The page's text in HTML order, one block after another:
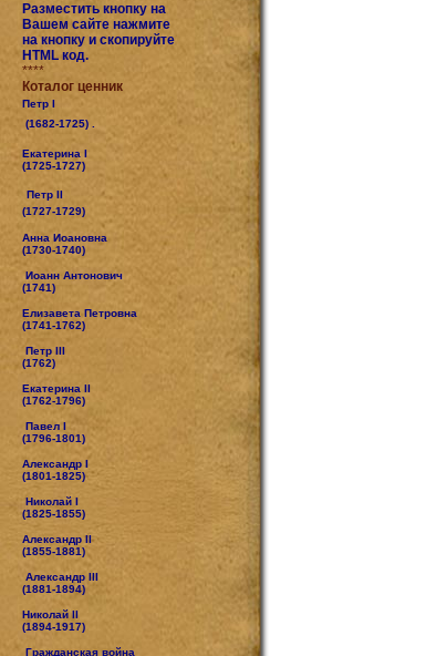
Разместить кнопку на
Вашем сайте нажмите
на кнопку и скопируйте
HTML код.
****
Коталог ценник
Петр I
(1682-1725) .
Екатерина I
(1725-1727)
Петр II
(1727-1729)
Анна Иоановна
(1730-1740)
Иоанн Антонович
(1741)
Елизавета Петровна
(1741-1762)
Петр III
(1762)
Екатерина II
(1762-1796)
Павел I
(1796-1801)
Александр I
(1801-1825)
Николай I
(1825-1855)
Александр II
(1855-1881)
Александр III
(1881-1894)
Николай II
(1894-1917)
Гражданская война